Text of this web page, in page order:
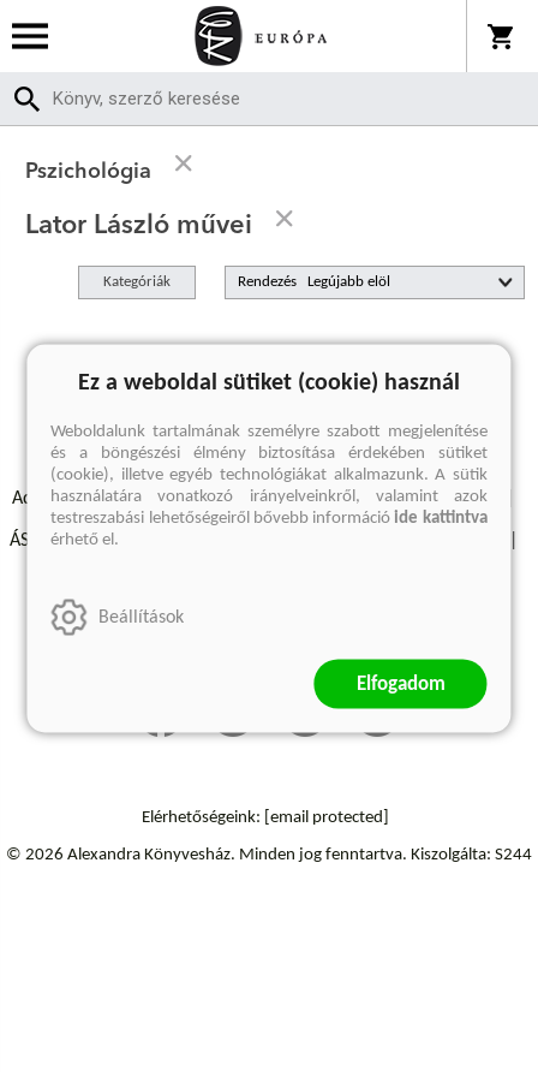
Pszichológia
Lator László művei
Kategóriák Rendezés
A keresett kifejezésre nincs találat
Adatvédelmi szabályzatok Elállási felmondási nyilatkozat
ÁSZF - Vásárlási feltételek
Szállítási információk
Elérhetőségeink: [email protected]
© 2026 Alexandra Könyvesház. Minden jog fenntartva. Kiszolgálta: S244
Ez a weboldal sütiket (cookie) használ
Weboldalunk tartalmának személyre szabott megjelenítése
és a böngészési élmény biztosítása érdekében sütiket
(cookie), illetve egyéb technológiákat alkalmazunk. A sütik
használatára vonatkozó irányelveinkről, valamint azok
testreszabási lehetőségeiről bővebb információide kattintva
érhető el.
Beállítások
Elfogadom